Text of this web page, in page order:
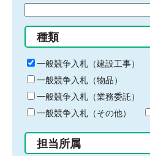
る
キ
ー
ワ
ー
ド
入
力
種類
一般競争入札（建設工事）
一般競争入札（物品）
一般競争入札（業務委託）
一般競争入札（その他）
担当所属